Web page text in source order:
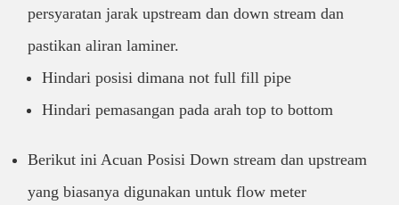
persyaratan jarak upstream dan down stream dan
pastikan aliran laminer.
Hindari posisi dimana not full fill pipe
Hindari pemasangan pada arah top to bottom
Berikut ini Acuan Posisi Down stream dan upstream
yang biasanya digunakan untuk flow meter